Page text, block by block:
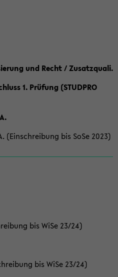
und Recht / Zusatzquali.
1. Prüfung (STUDPRO
(Einschreibung bis SoSe 2023)
bis WiSe 23/24)
bis WiSe 23/24)